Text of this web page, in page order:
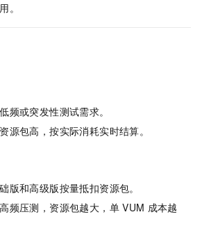
。
频或突发性测试需求。
源包高，按实际消耗实时结算。
版和高级版按量抵扣资源包。
频压测，资源包越大，单 VUM 成本越